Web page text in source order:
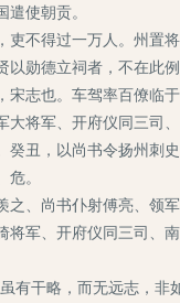
使朝贡。
不得过一万人。州置
勋德立祠者，不在此
志也。车驾率百僚临
将军、开府仪同三司
丑，以尚书令扬州刺
。
、尚书仆射傅亮、领
军、开府仪同三司、
干略，而无远志，非